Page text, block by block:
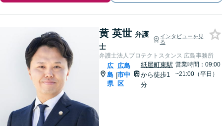
黄 英世 弁護
士
インタビューを見
る
弁護士法人プロテクトスタンス 広島事務所
広
島
県
|
広島
市中
区
紙屋町東駅
から徒歩1
分
営業時間：09:00
~21:00（平日）